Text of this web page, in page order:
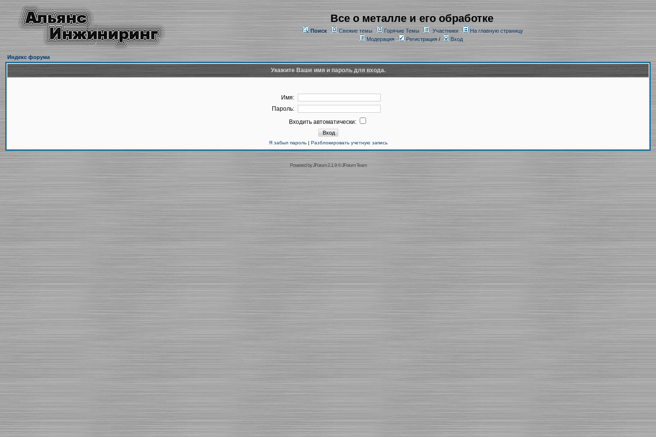
Все о металле и его обработке
Поиск Свежие темы Горячие Темы Участники
На главную страницу
Модерация
Регистрация/ Вход
Индекс форума
Укажите Ваше имя и пароль для входа.
Имя:
Пароль:
Входить автоматически:
Я забыл пароль| Разблокировать учетную запись
Powered byJForum 2.1.9©JForum Team